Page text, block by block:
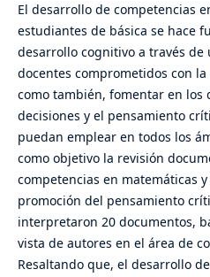
El desarrollo de competencias
estudiantes de básica se hace
desarrollo cognitivo a través
docentes comprometidos con
como también, fomentar en los
decisiones y el pensamiento
puedan emplear en todos los
como objetivo la revisión
competencias en matemáticas
promoción del pensamiento
interpretaron 20 documentos,
vista de autores en el área de
Resaltando que, el desarrollo